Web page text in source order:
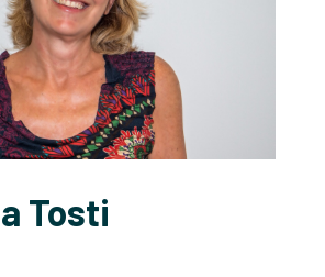
Tosti